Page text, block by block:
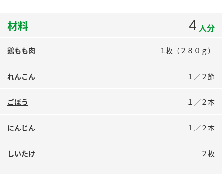
ぽん酢サワー
ミツカンのCM
地図から取り扱い店舗を探す
材料 4 人分
鶏もも肉 １枚（２８０ｇ）
れんこん １／２節
ごぼう １／２本
にんじん １／２本
しいたけ ２枚